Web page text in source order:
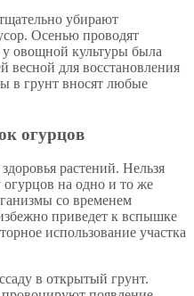
убирают
Осенью проводят
овощной культуры была
весной для восстановления
в грунт вносят любые
огурцов
растений. Нельзя
на одно и то же
со временем
приведет к вспышке
использование участка
в открытый грунт.